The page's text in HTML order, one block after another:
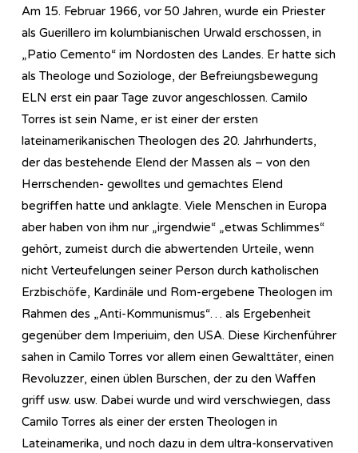
Am 15. Februar 1966, vor 50 Jahren, wurde ein Priester
als Guerillero im kolumbianischen Urwald erschossen, in
„Patio Cemento“ im Nordosten des Landes. Er hatte sich
als Theologe und Soziologe, der Befreiungsbewegung
ELN erst ein paar Tage zuvor angeschlossen. Camilo
Torres ist sein Name, er ist einer der ersten
lateinamerikanischen Theologen des 20. Jahrhunderts,
der das bestehende Elend der Massen als – von den
Herrschenden- gewolltes und gemachtes Elend
begriffen hatte und anklagte. Viele Menschen in Europa
aber haben von ihm nur „irgendwie“ „etwas Schlimmes“
gehört, zumeist durch die abwertenden Urteile, wenn
nicht Verteufelungen seiner Person durch katholischen
Erzbischöfe, Kardinäle und Rom-ergebene Theologen im
Rahmen des „Anti-Kommunismus“… als Ergebenheit
gegenüber dem Imperiuim, den USA. Diese Kirchenführer
sahen in Camilo Torres vor allem einen Gewalttäter, einen
Revoluzzer, einen üblen Burschen, der zu den Waffen
griff usw. usw. Dabei wurde und wird verschwiegen, dass
Camilo Torres als einer der ersten Theologen in
Lateinamerika, und noch dazu in dem ultra-konservativen